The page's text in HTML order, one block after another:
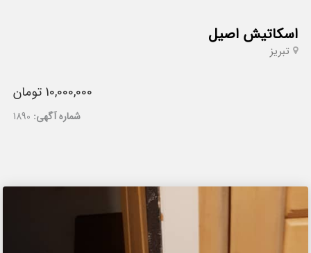
اسکاتیش اصیل
تبریز
10,000,000 تومان
شماره آگهی: 1890